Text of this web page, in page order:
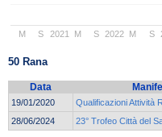
2021 2022
M S M S M S
50 Rana
Data
19/01/2020
Qualificazioni Attività
28/06/2024
23° Trofeo Città del